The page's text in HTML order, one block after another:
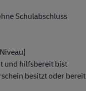
Schulabschluss
und hilfsbereit bist
besitzt oder